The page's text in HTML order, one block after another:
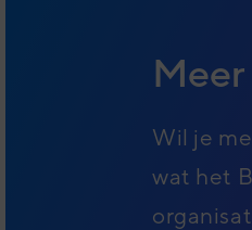
Wil je
wat het